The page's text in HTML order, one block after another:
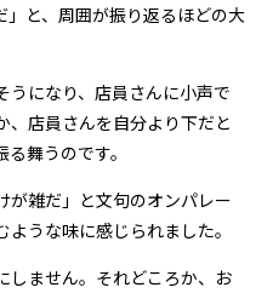
」と、周囲が振り返るほどの大
うになり、店員さんに小声で
、店員さんを自分より下だと
舞うのです。
が雑だ」と文句のオンパレー
うな味に感じられました。
しません。それどころか、お